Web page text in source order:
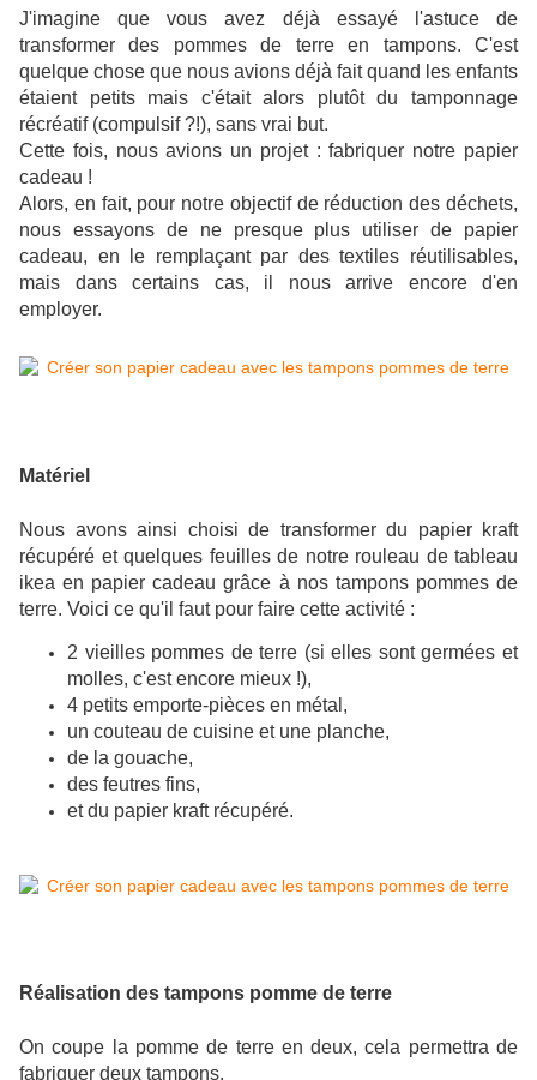
J'imagine que vous avez déjà essayé l'astuce de
transformer des pommes de terre en tampons. C'est
quelque chose que nous avions déjà fait quand les enfants
étaient petits mais c'était alors plutôt du tamponnage
récréatif (compulsif ?!), sans vrai but.
Cette fois, nous avions un projet : fabriquer notre papier
cadeau !
Alors, en fait, pour notre objectif de réduction des déchets,
nous essayons de ne presque plus utiliser de papier
cadeau, en le remplaçant par des textiles réutilisables,
mais dans certains cas, il nous arrive encore d'en
employer.
Matériel
Nous avons ainsi choisi de transformer du papier kraft
récupéré et quelques feuilles de notre rouleau de tableau
ikea en papier cadeau grâce à nos tampons pommes de
terre. Voici ce qu'il faut pour faire cette activité :
2 vieilles pommes de terre (si elles sont germées et
molles, c'est encore mieux !),
4 petits emporte-pièces en métal,
un couteau de cuisine et une planche,
de la gouache,
des feutres fins,
et du papier kraft récupéré.
Réalisation des tampons pomme de terre
On coupe la pomme de terre en deux, cela permettra de
fabriquer deux tampons.